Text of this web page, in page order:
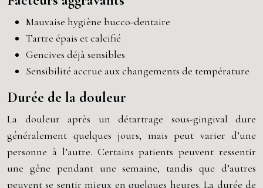
Mauvaise hygiène bucco-dentaire
Tartre épais et calcifié
Gencives déjà sensibles
Sensibilité accrue aux changements de température
Durée de la douleur
La douleur après un détartrage sous-gingival dure
généralement quelques jours, mais peut varier d’une
personne à l’autre. Certains patients peuvent ressentir
une gêne pendant une semaine, tandis que d’autres
peuvent se sentir mieux en quelques heures. La durée de